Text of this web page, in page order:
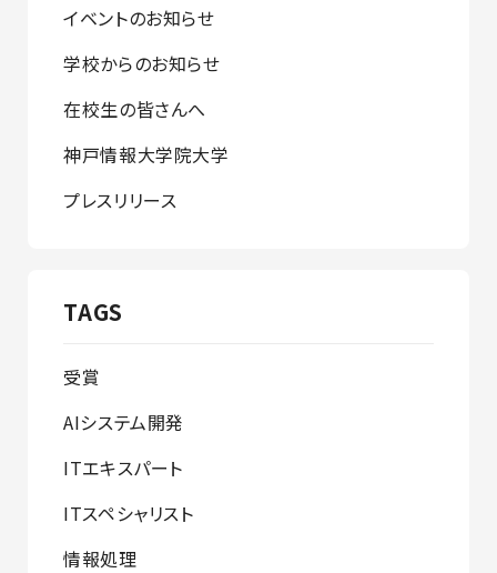
イベントのお知らせ
学校からのお知らせ
在校生の皆さんへ
神戸情報大学院大学
プレスリリース
TAGS
受賞
AIシステム開発
ITエキスパート
ITスペシャリスト
情報処理